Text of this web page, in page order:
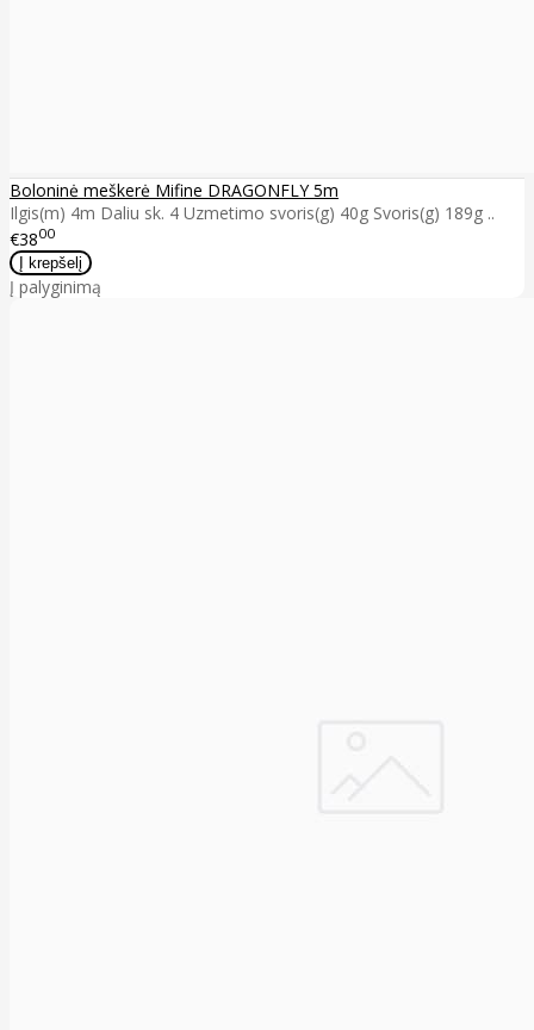
Boloninė meškerė Mifine DRAGONFLY 5m
Ilgis(m) 4m Daliu sk. 4 Uzmetimo svoris(g) 40g Svoris(g) 189g ..
€3800
Į palyginimą